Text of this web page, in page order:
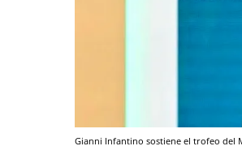
Gianni Infantino sostiene el trofeo del